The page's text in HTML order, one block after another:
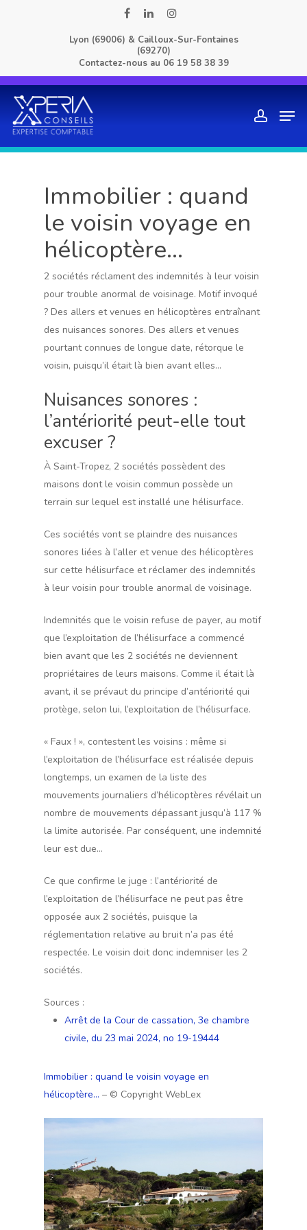
facebooklinkedininstagram
Lyon (69006) & Cailloux-Sur-Fontaines
(69270)
Contactez-nous au 06 19 58 38 39
Immobilier : quand
le voisin voyage en
hélicoptère…
2 sociétés réclament des indemnités à leur voisin
pour trouble anormal de voisinage. Motif invoqué
? Des allers et venues en hélicoptères entraînant
des nuisances sonores. Des allers et venues
pourtant connues de longue date, rétorque le
voisin, puisqu’il était là bien avant elles…
Nuisances sonores :
l’antériorité peut-elle tout
excuser ?
À Saint-Tropez, 2 sociétés possèdent des
maisons dont le voisin commun possède un
terrain sur lequel est installé une hélisurface.
Ces sociétés vont se plaindre des nuisances
sonores liées à l’aller et venue des hélicoptères
sur cette hélisurface et réclamer des indemnités
à leur voisin pour trouble anormal de voisinage.
Indemnités que le voisin refuse de payer, au motif
que l’exploitation de l’hélisurface a commencé
bien avant que les 2 sociétés ne deviennent
propriétaires de leurs maisons. Comme il était là
avant, il se prévaut du principe d’antériorité qui
protège, selon lui, l’exploitation de l’hélisurface.
« Faux ! », contestent les voisins : même si
l’exploitation de l’hélisurface est réalisée depuis
longtemps, un examen de la liste des
mouvements journaliers d’hélicoptères révélait un
nombre de mouvements dépassant jusqu’à 117 %
la limite autorisée. Par conséquent, une indemnité
leur est due…
Ce que confirme le juge : l’antériorité de
l’exploitation de l’hélisurface ne peut pas être
opposée aux 2 sociétés, puisque la
réglementation relative au bruit n’a pas été
respectée. Le voisin doit donc indemniser les 2
sociétés.
Sources :
Arrêt de la Cour de cassation, 3e chambre
civile, du 23 mai 2024, no 19-19444
Immobilier : quand le voisin voyage en
hélicoptère… – © Copyright WebLex